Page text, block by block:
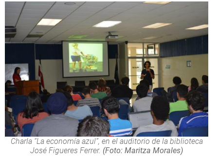
Charla “La economía azul”, en el auditorio de la biblioteca
José Figueres Ferrer. (Foto: Maritza Morales)